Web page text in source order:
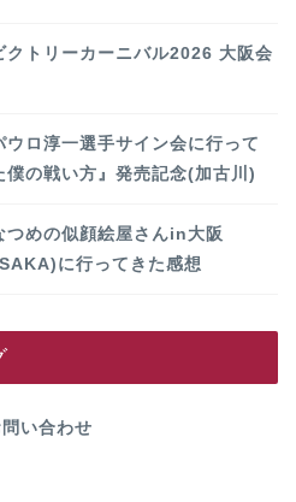
クトリーカーニバル2026 大阪会
ウロ淳一選手サイン会に行って
僕の戦い方』発売記念(加古川)
つめの似顔絵屋さんin大阪
に行ってきた感想
問い合わせ